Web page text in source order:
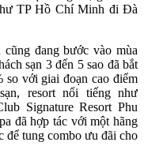
TP Hồ Chí Minh đi Đà
đang bước vào mùa
sạn 3 đến 5 sao đã bắt
so với giai đoạn cao điểm
resort nổi tiếng như
Signature Resort Phu
đã hợp tác với một hãng
để tung combo ưu đãi cho